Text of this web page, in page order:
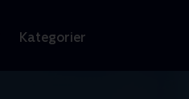
Kategorier